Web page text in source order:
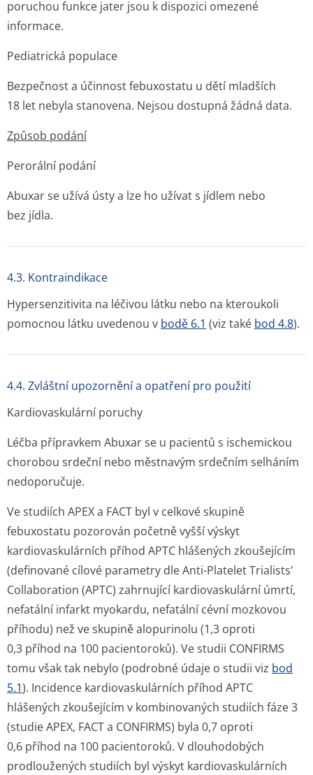
poruchou funkce jater jsou k dispozici omezené
informace.
Pediatrická populace
Bezpečnost a účinnost febuxostatu u dětí mladších
18 let nebyla stanovena. Nejsou dostupná žádná data.
Způsob podání
Perorální podání
Abuxar se užívá ústy a lze ho užívat s jídlem nebo
bez jídla.
4.3. Kontraindikace
Hypersenzitivita na léčivou látku nebo na kteroukoli
pomocnou látku uvedenou v bodě 6.1 (viz také bod 4.8).
4.4. Zvláštní upozornění a opatření pro použití
Kardiovaskulární poruchy
Léčba přípravkem Abuxar se u pacientů s ischemickou
chorobou srdeční nebo městnavým srdečním selháním
nedoporučuje.
Ve studiích APEX a FACT byl v celkové skupině
febuxostatu pozorován početně vyšší výskyt
kardiovaskulárních příhod APTC hlášených zkoušejícím
(definované cílové parametry dle Anti-Platelet Trialists'
Collaboration (APTC) zahrnující kardiovaskulární úmrtí,
nefatální infarkt myokardu, nefatální cévní mozkovou
příhodu) než ve skupině alopurinolu (1,3 oproti
0,3 příhod na 100 pacientoroků). Ve studii CONFIRMS
tomu však tak nebylo (podrobné údaje o studii viz bod
5.1). Incidence kardiovaskulárních příhod APTC
hlášených zkoušejícím v kombinovaných studiích fáze 3
(studie APEX, FACT a CONFIRMS) byla 0,7 oproti
0,6 příhod na 100 pacientoroků. V dlouhodobých
prodloužených studiích byl výskyt kardiovaskulárních